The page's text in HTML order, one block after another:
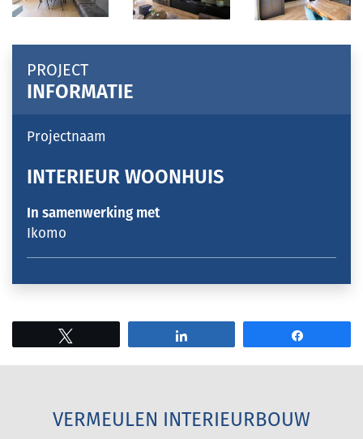
PROJECT
INFORMATIE
Projectnaam
INTERIEUR WOONHUIS
In samenwerking met
Ikomo
VERMEULEN INTERIEURBOUW